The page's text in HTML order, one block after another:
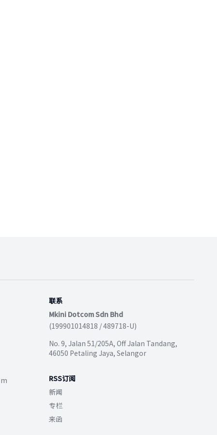
联系
Mkini Dotcom Sdn Bhd
(199901014818 / 489718-U)
No. 9, Jalan 51/205A, Off Jalan Tandang,
46050 Petaling Jaya, Selangor
RSS订阅
新闻
专栏
来函